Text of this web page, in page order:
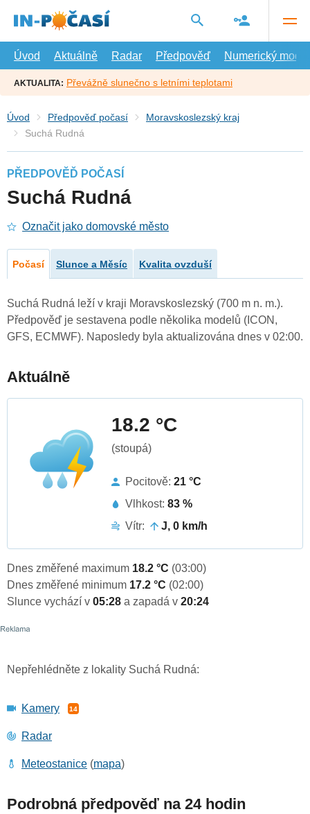
hlavní
Úvod
Aktuálně Radar Předpověď Numerický model
AKTUALITA: Převážně slunečno s letními teplotami
Úvod Předpověď počasí
Moravskoslezský kraj
Suchá Rudná
PŘEDPOVĚĎ POČASÍ
Suchá Rudná
Označit jako domovské město
Počasí Slunce a Měsíc Kvalita ovzduší
Suchá Rudná leží v kraji Moravskoslezský (700 m n. m.).
Předpověď je sestavena podle několika modelů (ICON,
GFS, ECMWF). Naposledy byla aktualizována dnes v 02:00.
Aktuálně
18.2 °C
(stoupá)
Pocitově: 21 °C
Vlhkost: 83 %
Vítr:
J, 0 km/h
Dnes změřené maximum 18.2 °C (03:00)
Dnes změřené minimum 17.2 °C (02:00)
Slunce vychází v 05:28 a zapadá v 20:24
Nepřehlédněte z lokality Suchá Rudná:
Kamery 14
Radar
Meteostanice (mapa)
Podrobná předpověď na 24 hodin